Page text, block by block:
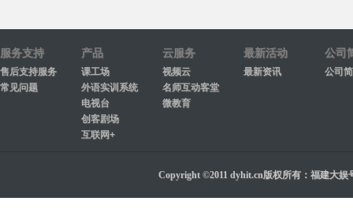
服务支持
售后支持服务
常见问题
产品
课工场
外语实训系统
电视台
创客剧场
互联网+
云服务
视频云
名师互动客堂
微教育
最新活动
最新资讯
公司
公司
Copyright ©2011 dyhit.cn版权所有：福建大娱